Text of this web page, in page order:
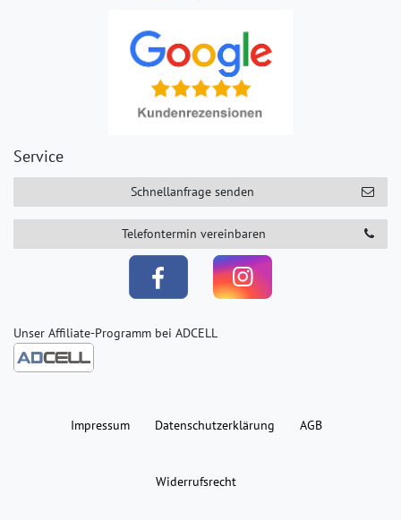
Service
Schnellanfrage senden
Telefontermin vereinbaren
Unser Affiliate-Programm bei ADCELL
Impressum Daten­schutz­erklärung AGB
Widerrufs­recht